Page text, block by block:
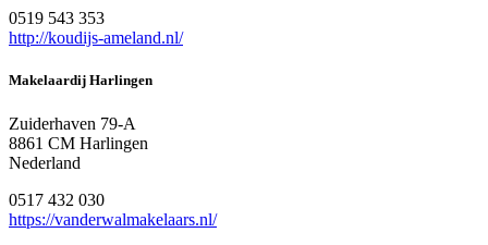
0519 543 353
http://koudijs-ameland.nl/
Makelaardij Harlingen
Zuiderhaven 79-A
8861 CM Harlingen
Nederland
0517 432 030
https://vanderwalmakelaars.nl/